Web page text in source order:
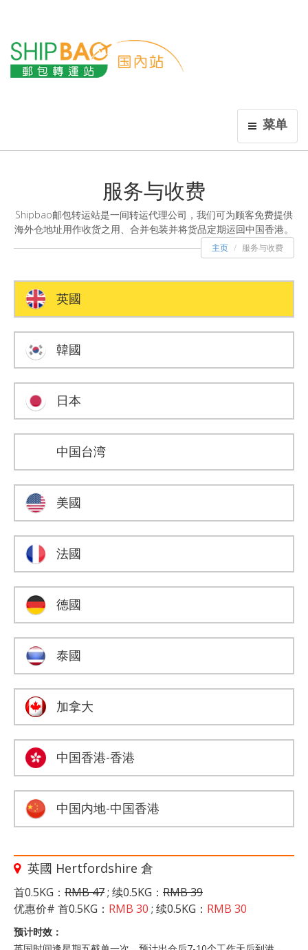
菜单
服务与收费
Shipbao邮包转运站是一间转运代理公司，我们可为顾客免费提供
海外仓地址用作收货之用、合并包装并将货品定期运回中国香港。
主页 服务与收费
英國
韓國
日本
中国台湾
美國
法國
德國
泰國
加拿大
中国香港-香港
中国内地-中国香港
英國 Hertfordshire 倉
首0.5KG： RMB 47; 续0.5KG： RMB 39
优惠价# 首0.5KG： RMB 30 ; 续0.5KG： RMB 30
预计时效：